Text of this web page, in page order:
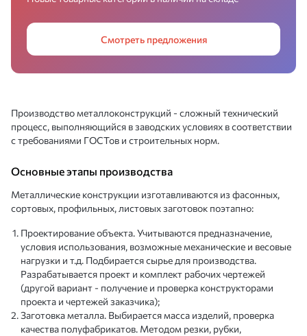
Смотреть предложения
Производство металлоконструкций - сложный технический
процесс, выполняющийся в заводских условиях в соответствии
с требованиями ГОСТов и строительных норм.
Основные этапы производства
Металлические конструкции изготавливаются из фасонных,
сортовых, профильных, листовых заготовок поэтапно:
Проектирование объекта. Учитываются предназначение,
условия использования, возможные механические и весовые
нагрузки и т.д. Подбирается сырье для производства.
Разрабатывается проект и комплект рабочих чертежей
(другой вариант - получение и проверка конструкторами
проекта и чертежей заказчика);
Заготовка металла. Выбирается масса изделий, проверка
качества полуфабрикатов. Методом резки, рубки,